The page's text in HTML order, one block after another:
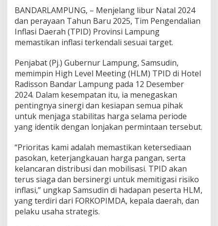
p
u
n
g
s
t
i
k
a
n
I
n
l
s
i
T
e
r
j
a
BANDARLAMPUNG, – Menjelang libur Natal 2024
dan perayaan Tahun Baru 2025, Tim Pengendalian
Inflasi Daerah (TPID) Provinsi Lampung
memastikan inflasi terkendali sesuai target.
Penjabat (Pj.) Gubernur Lampung, Samsudin,
memimpin High Level Meeting (HLM) TPID di Hotel
Radisson Bandar Lampung pada 12 Desember
2024. Dalam kesempatan itu, ia menegaskan
pentingnya sinergi dan kesiapan semua pihak
untuk menjaga stabilitas harga selama periode
yang identik dengan lonjakan permintaan tersebut.
“Prioritas kami adalah memastikan ketersediaan
pasokan, keterjangkauan harga pangan, serta
kelancaran distribusi dan mobilisasi. TPID akan
terus siaga dan bersinergi untuk memitigasi risiko
inflasi,” ungkap Samsudin di hadapan peserta HLM,
yang terdiri dari FORKOPIMDA, kepala daerah, dan
pelaku usaha strategis.